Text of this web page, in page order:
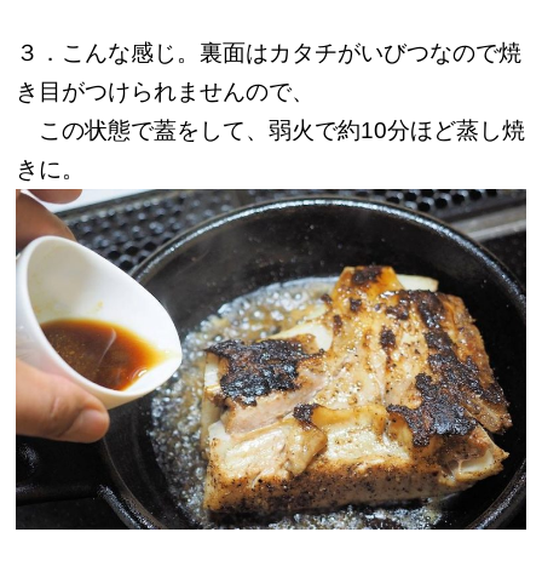
３．こんな感じ。裏面はカタチがいびつなので焼
き目がつけられませんので、
この状態で蓋をして、弱火で約10分ほど蒸し焼
きに。